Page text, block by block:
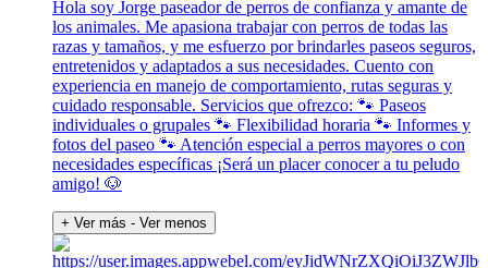
Hola soy Jorge paseador de perros de confianza y amante de
los animales. Me apasiona trabajar con perros de todas las
razas y tamaños, y me esfuerzo por brindarles paseos seguros,
entretenidos y adaptados a sus necesidades. Cuento con
experiencia en manejo de comportamiento, rutas seguras y
cuidado responsable. Servicios que ofrezco: 🐾 Paseos
individuales o grupales 🐾 Flexibilidad horaria 🐾 Informes y
fotos del paseo 🐾 Atención especial a perros mayores o con
necesidades específicas ¡Será un placer conocer a tu peludo
amigo! 🐶
+ Ver más - Ver menos